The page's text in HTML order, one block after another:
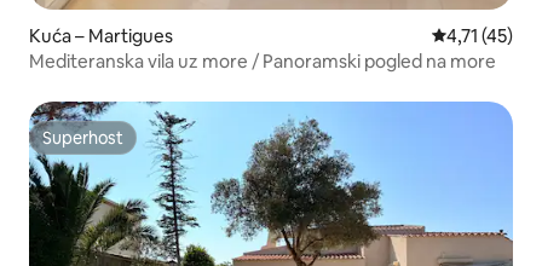
Kuća – Martigues Prosječna
4,71 (45)
Mediteranska vila uz more / Panoramski pogled na more
Superhost
Superhost